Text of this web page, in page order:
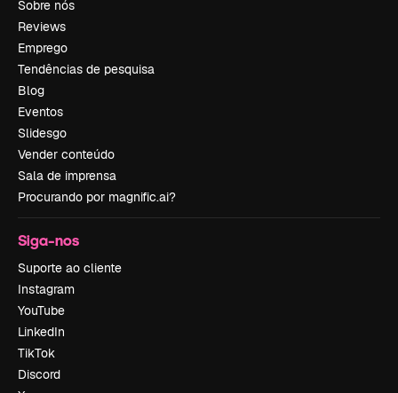
Sobre nós
Reviews
Emprego
Tendências de pesquisa
Blog
Eventos
Slidesgo
Vender conteúdo
Sala de imprensa
Procurando por magnific.ai?
Siga-nos
Suporte ao cliente
Instagram
YouTube
LinkedIn
TikTok
Discord